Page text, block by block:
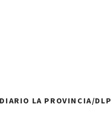
LA PROVINCIA/DLP